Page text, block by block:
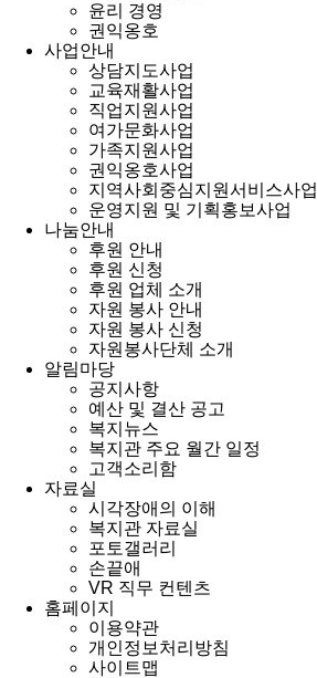
윤리 경영
권익옹호
사업안내
상담지도사업
교육재활사업
직업지원사업
여가문화사업
가족지원사업
권익옹호사업
지역사회중심지원서비스사업
운영지원 및 기획홍보사업
나눔안내
후원 안내
후원 신청
후원 업체 소개
자원 봉사 안내
자원 봉사 신청
자원봉사단체 소개
알림마당
공지사항
예산 및 결산 공고
복지뉴스
복지관 주요 월간 일정
고객소리함
자료실
시각장애의 이해
복지관 자료실
포토갤러리
손끝애
VR 직무 컨텐츠
홈페이지
이용약관
개인정보처리방침
사이트맵